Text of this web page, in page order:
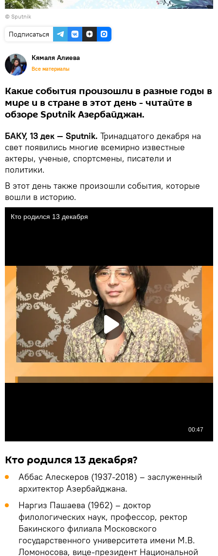
© Sputnik
Подписаться
Кямаля Алиева
Все материалы
Какие события произошли в разные годы в
мире и в стране в этот день - читайте в
обзоре Sputnik Азербайджан.
БАКУ, 13 дек — Sputnik. Тринадцатого декабря на
свет появились многие всемирно известные
актеры, ученые, спортсмены, писатели и
политики.
В этот день также произошли события, которые
вошли в историю.
Кто родился 13 декабря?
Аббас Алескеров (1937-2018) – заслуженный
архитектор Азербайджана.
Наргиз Пашаева (1962) – доктор
филологических наук, профессор, ректор
Бакинского филиала Московского
государственного университета имени М.В.
Ломоносова, вице-президент Национальной